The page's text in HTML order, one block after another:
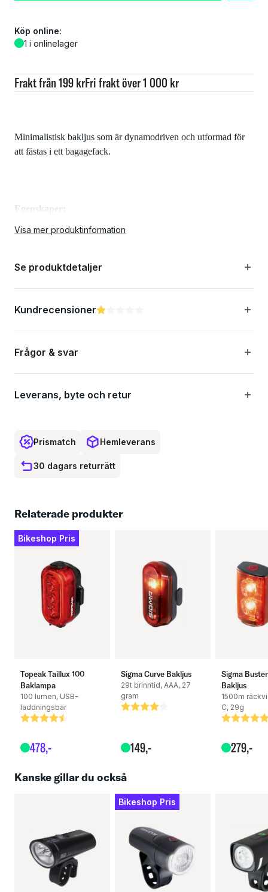
Minimalistisk bakljus som är dynamodriven och utformad för
att fästas i ett bagagefack.
Egenskaper:
Batteri: Dynamo
Visa mer produktinformation
Frakt från 199 krFri frakt över 1 000 kr
Köp online:
1 i onlinelager
Se produktdetaljer
KundrecensionerBetyg:
1.0 utav 5 stjärnor
Frågor & svar
Leverans, byte och retur
Prismatch Hemleverans
30 dagars returrätt
Relaterade produkter
Bikeshop Pris
Topeak Taillux 100
Baklampa
100 lumen, USB-
laddningsbar
Betyg:
4.8 utav 5 stjärnor
478,-
Sigma Curve Bakljus
29t brinntid, AAA, 27
gram
Betyg:
4.0 utav 5 stjärnor
149,-
Sigma
Bakljus
1500m
C, 29g
Betyg:
5.0 utav
279,-
Kanske gillar du också
Bikeshop Pris